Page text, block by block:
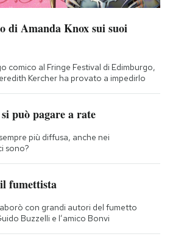
di Amanda Knox sui suoi
comico al Fringe Festival di Edimburgo,
Kercher ha provato a impedirlo
può pagare a rate
più diffusa, anche nei
sono?
fumettista
con grandi autori del fumetto
Buzzelli e l’amico Bonvi